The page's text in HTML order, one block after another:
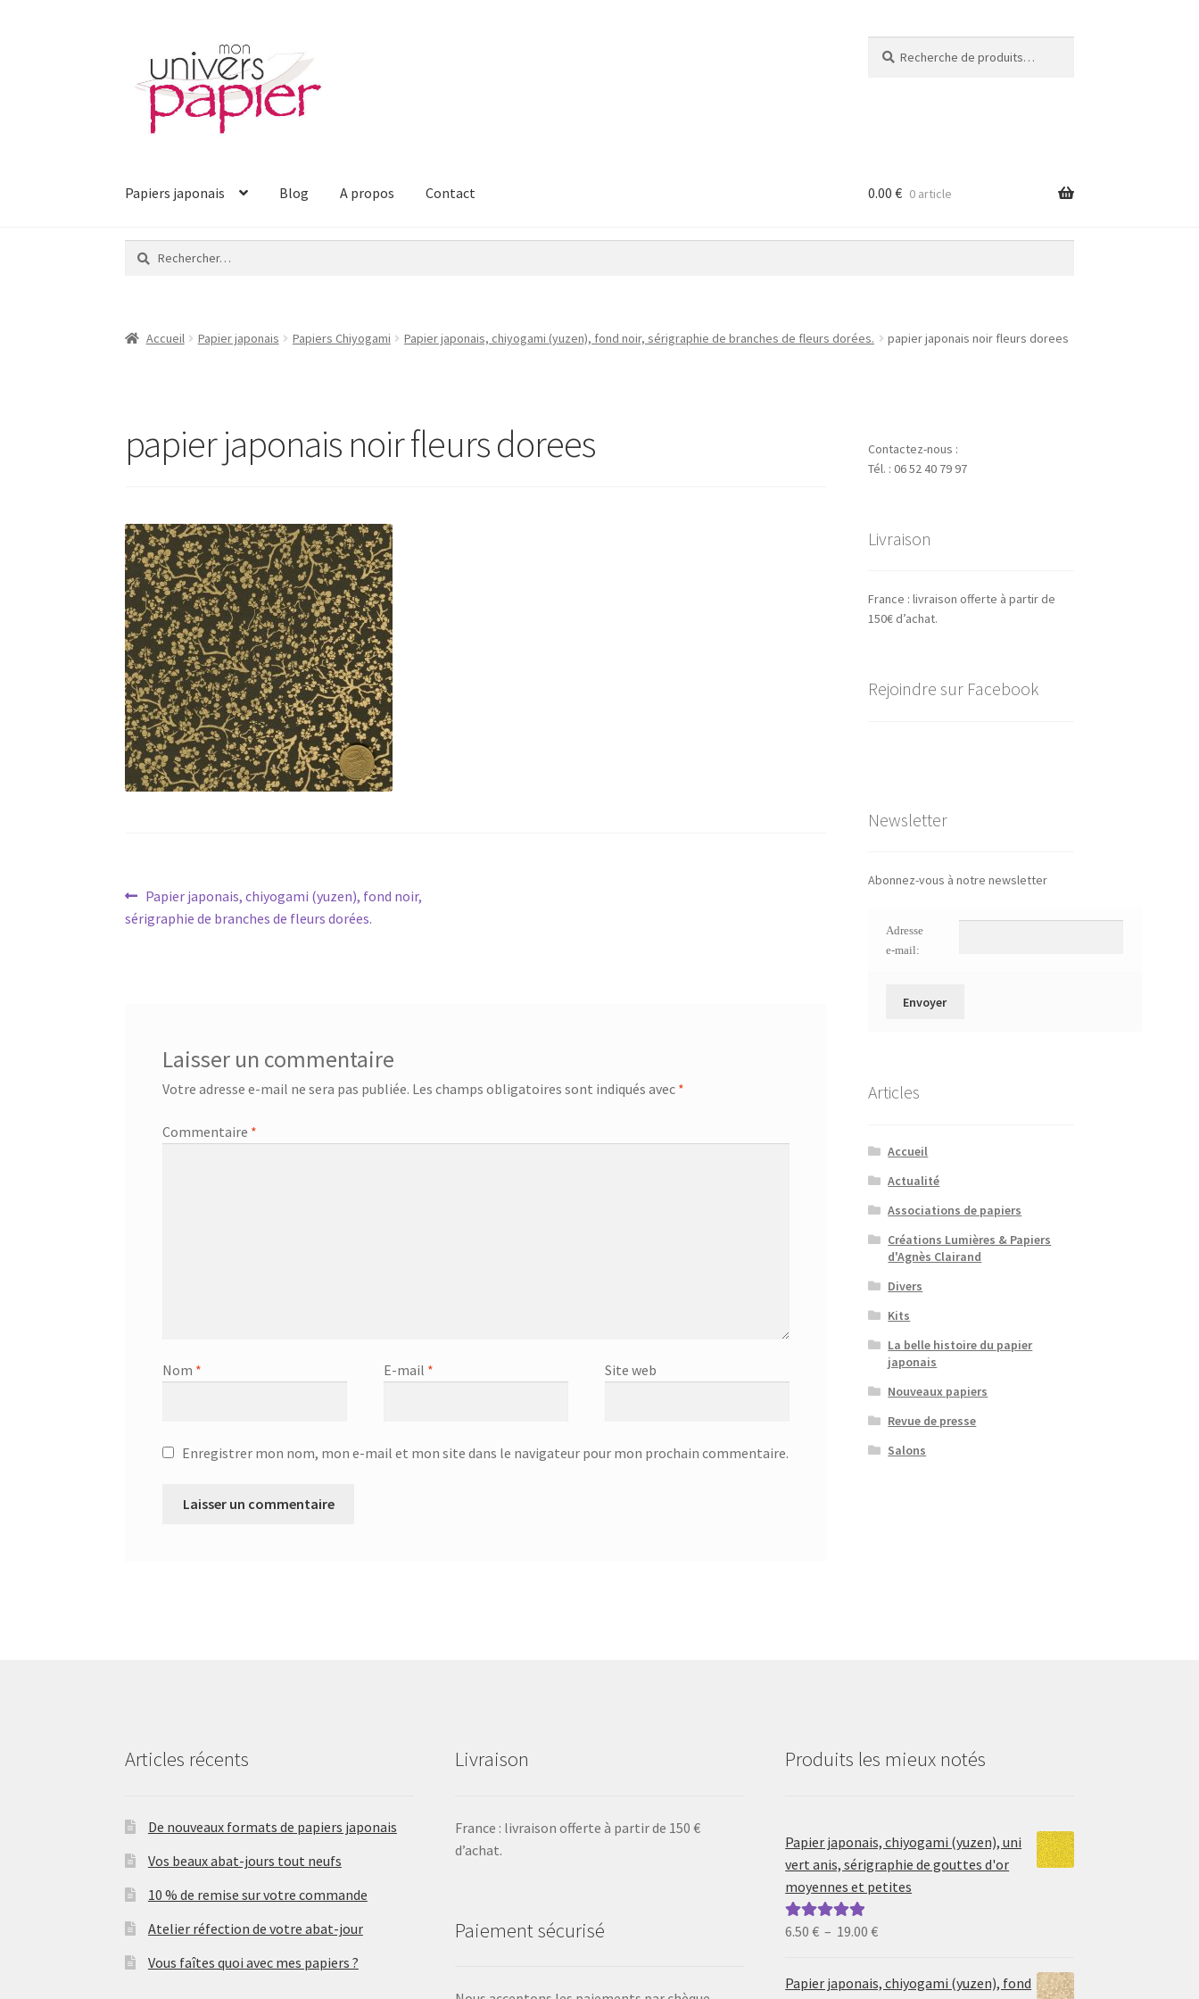
la
navigation
contenu
pour :
Papiers japonais Blog A propos Contact 0.00 € 0 article
Rechercher :
Accueil Papier japonais Papiers Chiyogami Papier japonais, chiyogami (yuzen), fond noir, sérigraphie de branches de fleurs dorées. papier japonais noir fleurs dorees
papier japonais noir fleurs dorees
Navigation
de
Article
précédent :
Papier japonais, chiyogami (yuzen), fond noir,
sérigraphie de branches de fleurs dorées.
Laisser un commentaire
Votre adresse e-mail ne sera pas publiée. Les champs obligatoires sont indiqués avec *
Commentaire *
Nom * E-mail * Site web
Enregistrer mon nom, mon e-mail et mon site dans le navigateur pour mon prochain commentaire.
Contactez-nous :
Tél. : 06 52 40 79 97
Livraison
France : livraison offerte à partir de
150€ d’achat.
Rejoindre sur Facebook
Newsletter
Abonnez-vous à notre newsletter
Adresse
e-mail:
Articles
Accueil
Actualité
Associations de papiers
Créations Lumières & Papiers
d'Agnès Clairand
Divers
Kits
La belle histoire du papier
japonais
Nouveaux papiers
Revue de presse
Salons
Articles récents
De nouveaux formats de papiers japonais
Vos beaux abat-jours tout neufs
10 % de remise sur votre commande
Atelier réfection de votre abat-jour
Vous faîtes quoi avec mes papiers ?
Livraison
France : livraison offerte à partir de 150 €
d’achat.
Paiement sécurisé
Produits les mieux notés
Papier japonais, chiyogami (yuzen), uni
vert anis, sérigraphie de gouttes d'or
moyennes et petites
Note5.00sur
6.50€ – 19.00€Plage
prix :
Papier japonais, chiyogami (yuzen), fond